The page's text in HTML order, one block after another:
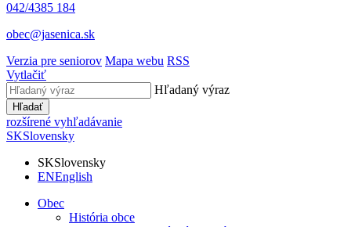
042/4385 184
obec@jasenica.sk
Verzia pre seniorov Mapa webu RSS
Vytlačiť
Hľadaný výraz
Hľadať
rozšírené vyhľadávanie
SKSlovensky
SKSlovensky
ENEnglish
Obec
História obce